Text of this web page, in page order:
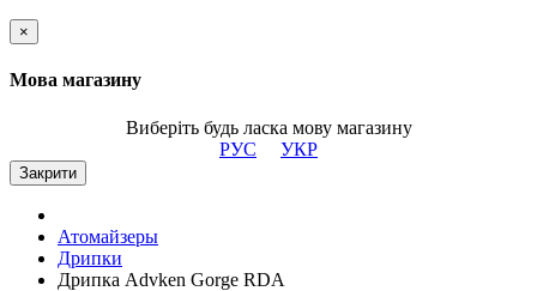
×
Мова магазину
Виберіть будь ласка мову магазину
РУС
УКР
Закрити
Атомайзеры
Дрипки
Дрипка Advken Gorge RDA